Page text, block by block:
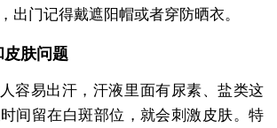
出门记得戴遮阳帽或者穿防晒衣。
皮肤问题
容易出汗，汗液里面有尿素、盐类这
间留在白斑部位，就会刺激皮肤。特